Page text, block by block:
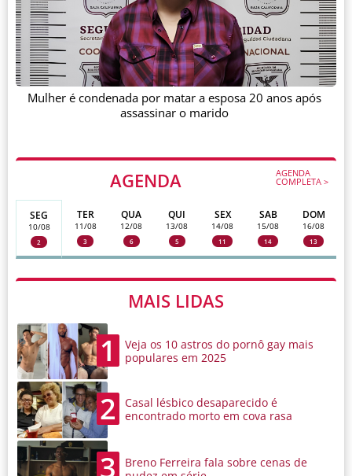
AGENDA AGENDA
COMPLETA >
SEG
10/08
2
TER
11/08
3
QUA
12/08
6
QUI
13/08
5
SEX
14/08
11
SAB
15/08
14
DOM
16/08
13
MAIS LIDAS
1
Veja os 10 astros do pornô gay mais
populares em 2025
2
Casal lésbico desaparecido é
encontrado morto em cova rasa
3
Breno Ferreira fala sobre cenas de
Mulher é condenada por matar a esposa 20 anos após
assassinar o marido